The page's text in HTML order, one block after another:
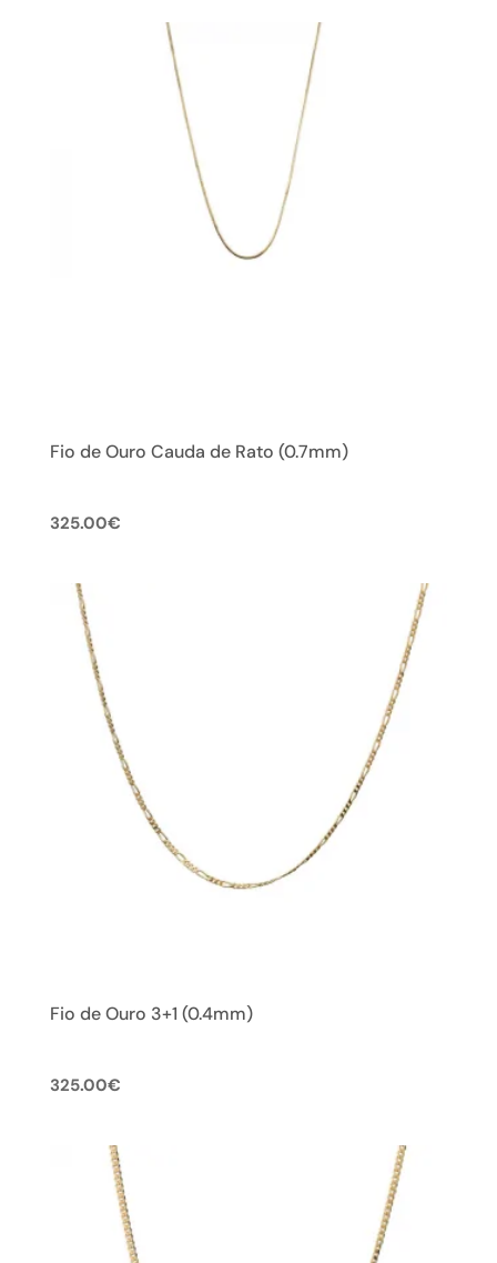
Fio de Ouro Cauda de Rato (0.7mm)
325.00€
Fio de Ouro 3+1 (0.4mm)
325.00€